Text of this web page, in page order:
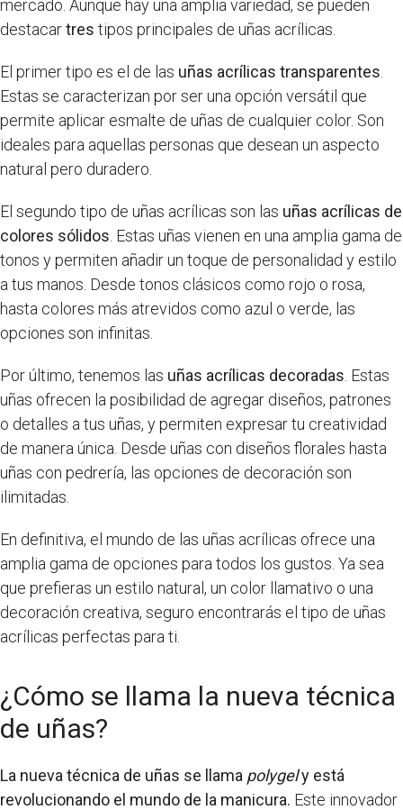
mercado. Aunque hay una amplia variedad, se pueden
destacartres tipos principales de uñas acrílicas.
El primer tipo es el de las uñas acrílicas transparentes
Estas se caracterizan por ser una opción versátil que
permite aplicar esmalte de uñas de cualquier color. Son
ideales para aquellas personas que desean un aspecto
natural pero duradero.
El segundo tipo de uñas acrílicas son las uñas acrílicas de
colores sólidos . Estas uñas vienen en una amplia gama de
tonos y permiten añadir un toque de personalidad y estilo
a tus manos. Desde tonos clásicos como rojo o rosa,
hasta colores más atrevidos como azul o verde, las
opciones son infinitas.
Por último, tenemos las uñas acrílicas decoradas . Estas
uñas ofrecen la posibilidad de agregar diseños, patrones
o detalles a tus uñas, y permiten expresar tu creatividad
de manera única. Desde uñas con diseños florales hasta
uñas con pedrería, las opciones de decoración son
ilimitadas.
En definitiva, el mundo de las uñas acrílicas ofrece una
amplia gama de opciones para todos los gustos. Ya sea
que prefieras un estilo natural, un color llamativo o una
decoración creativa, seguro encontrarás el tipo de uñas
acrílicas perfectas para ti.
¿Cómo se llama la nueva técnica
de uñas?
La nueva técnica de uñas se llama polygely está
revolucionando el mundo de la manicura. Este innovador